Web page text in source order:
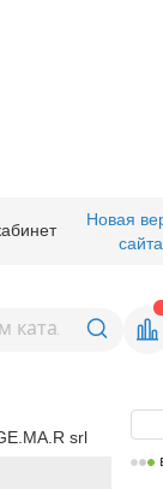
Новая
сайта
srl